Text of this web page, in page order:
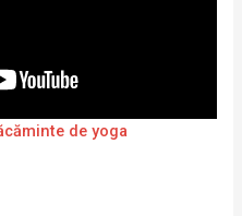
de yoga